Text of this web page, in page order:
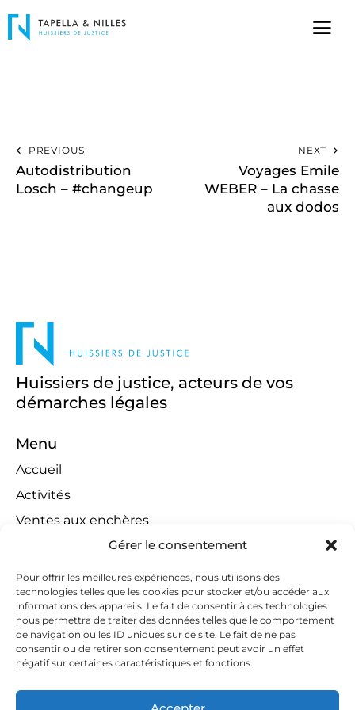
Gérer le consentement
Pour offrir les meilleures expériences, nous utilisons des
technologies telles que les cookies pour stocker et/ou accéder aux
informations des appareils. Le fait de consentir à ces technologies
nous permettra de traiter des données telles que le comportement
de navigation ou les ID uniques sur ce site. Le fait de ne pas
consentir ou de retirer son consentement peut avoir un effet
négatif sur certaines caractéristiques et fonctions.
PREVIOUS
Autodistribution
Losch – #changeup
NEXT
Voyages Emile
WEBER – La chasse
aux dodos
Huissiers de justice, acteurs de vos
démarches légales
Menu
Accueil
Activités
Ventes aux enchères
Compétences territoriales
Jeux concours
Liens
Contact
Contactez-nous
huissiers@tapella-nilles.lu